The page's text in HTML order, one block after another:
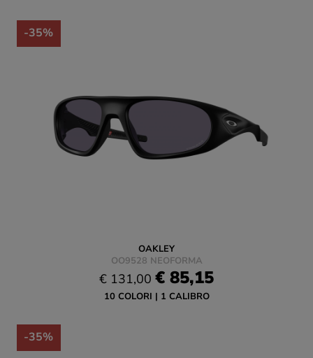
-35%
OAKLEY
OO9528 NEOFORMA
€ 131,00 € 85,15
10 COLORI 1 CALIBRO
-35%